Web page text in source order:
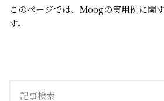
このページでは、Moogの実用例に関
す。